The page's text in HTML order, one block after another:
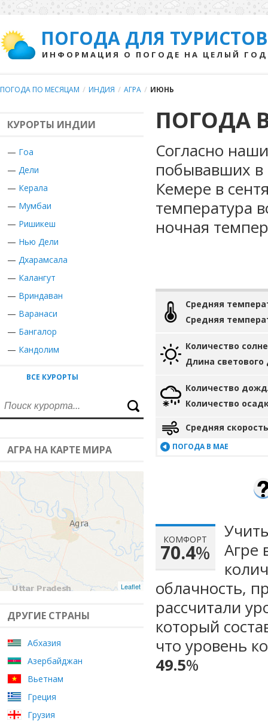
ПОГОДА ДЛЯ ТУРИСТОВ
ИНФОРМАЦИЯ О ПОГОДЕ НА ЦЕЛЫЙ ГОД
ПОГОДА ПО МЕСЯЦАМ / ИНДИЯ / АГРА / ИЮНЬ
КУРОРТЫ ИНДИИ
— Гоа
— Дели
— Керала
— Мумбаи
— Ришикеш
— Нью Дели
— Дхарамсала
— Калангут
— Вриндаван
— Варанаси
— Бангалор
— Кандолим
ВСЕ КУРОРТЫ
АГРА НА КАРТЕ МИРА
Leaflet
ДРУГИЕ СТРАНЫ
Абхазия
Азербайджан
Вьетнам
Греция
Грузия
ПОГОДА
Согласно
побывавших в
Кемере в
температура
ночная
Средняя
Средняя
Количество
Длина светового
Количество
Количество
Средняя
ПОГОДА В МАЕ
КОМФОРТ
70.4%
Агре
облачность,
рассчитали
который
что уровень
49.5%